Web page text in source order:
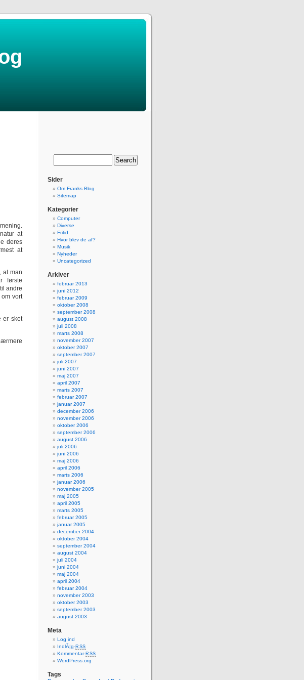
at
deres
at
at man
første
andre
vort
er sket
Sider
Om Franks Blog
Sitemap
Kategorier
Computer
Diverse
Fritid
Hvor blev de af?
Musik
Nyheder
Uncategorized
Arkiver
februar 2013
juni 2012
februar 2009
oktober 2008
september 2008
august 2008
juli 2008
marts 2008
november 2007
oktober 2007
september 2007
juli 2007
juni 2007
maj 2007
april 2007
marts 2007
februar 2007
januar 2007
december 2006
november 2006
oktober 2006
september 2006
august 2006
juli 2006
juni 2006
maj 2006
april 2006
marts 2006
januar 2006
november 2005
maj 2005
april 2005
marts 2005
februar 2005
januar 2005
december 2004
oktober 2004
september 2004
august 2004
juli 2004
juni 2004
maj 2004
april 2004
februar 2004
november 2003
oktober 2003
september 2003
august 2003
Meta
Log ind
IndlÃ¦g-RSS
Kommentar-RSS
WordPress.org
Tags